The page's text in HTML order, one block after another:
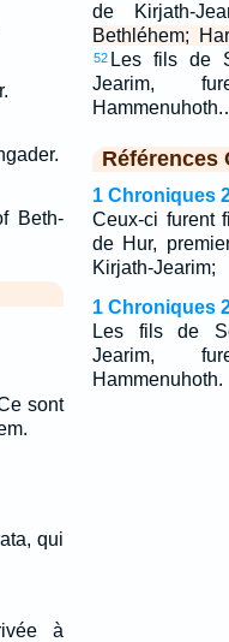
Beth-
sont
qui
à
de Kirjath-
Bethléhem;
52 Les fils de
Jearim,
Références
1 Chroniques
Ceux-ci furent
de Hur,
Kirjath-Jearim;
1 Chroniques
Les fils de
Jearim,
Hammenuhoth.